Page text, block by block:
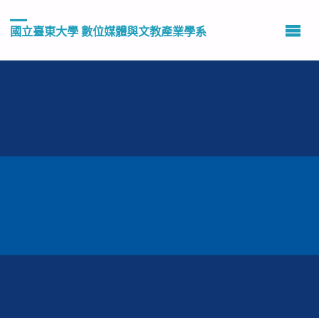
國立臺東大學 數位媒體與文教產業學系